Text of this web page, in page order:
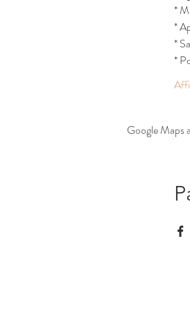
*
*
*
*
Google Maps